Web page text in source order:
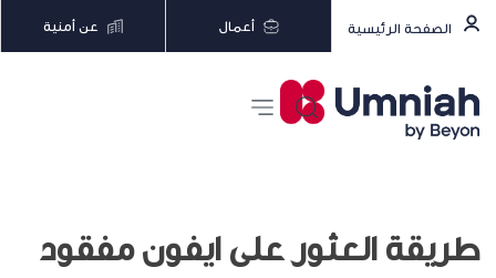
الصفحة الرئيسية أعمال عن أمنية
طريقة العثور على ايفون مفقود